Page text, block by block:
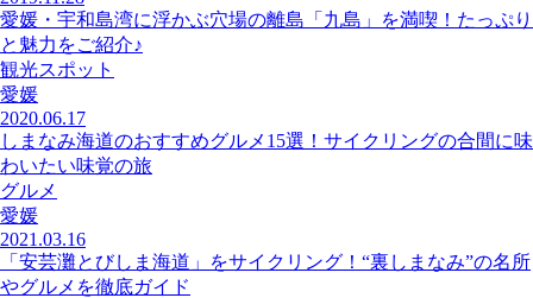
愛媛・宇和島湾に浮かぶ穴場の離島「九島」を満喫！たっぷり
と魅力をご紹介♪
観光スポット
愛媛
2020.06.17
しまなみ海道のおすすめグルメ15選！サイクリングの合間に味
わいたい味覚の旅
グルメ
愛媛
2021.03.16
「安芸灘とびしま海道」をサイクリング！“裏しまなみ”の名所
やグルメを徹底ガイド